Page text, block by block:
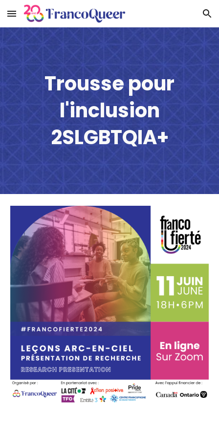
Skip to main content Skip to navigation
Trousse pour
l'inclusion
2SLGBTQIA+